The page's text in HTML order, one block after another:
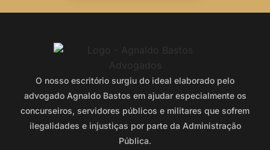
O nosso escritório surgiu do ideal elaborado pelo
advogado Agnaldo Bastos em ajudar especialmente os
concurseiros, servidores públicos e militares que sofrem
ilegalidades e injustiças por parte da Administração
Pública.